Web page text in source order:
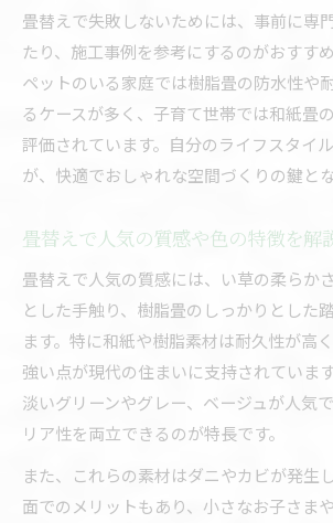
畳替えで失敗しないためには、事前に専
たり、施工事例を参考にするのがおすすめ
ペットのいる家庭では樹脂畳の防水性や
るケースが多く、子育て世帯では和紙畳
評価されています。自分のライフスタイ
が、快適でおしゃれな空間づくりの鍵とな
畳替えで人気の質感や色の特徴を解
畳替えで人気の質感には、い草の柔らか
とした手触り、樹脂畳のしっかりとした
ます。特に和紙や樹脂素材は耐久性が高
強い点が現代の住まいに支持されていま
淡いグリーンやグレー、ベージュが人気
リア性を両立できるのが特長です。
また、これらの素材はダニやカビが発生
面でのメリットもあり、小さなお子さま